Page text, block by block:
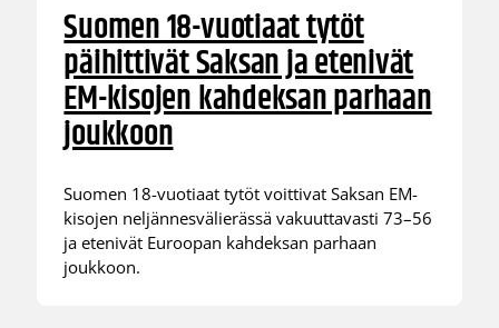
Suomen 18-vuotiaat tytöt
päihittivät Saksan ja etenivät
EM-kisojen kahdeksan parhaan
joukkoon
Suomen 18-vuotiaat tytöt voittivat Saksan EM-
kisojen neljännesvälierässä vakuuttavasti 73–56
ja etenivät Euroopan kahdeksan parhaan
joukkoon.